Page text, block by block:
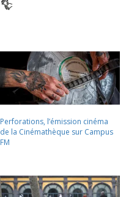
Perforations, l’émission cinéma
de la Cinémathèque sur Campus
FM